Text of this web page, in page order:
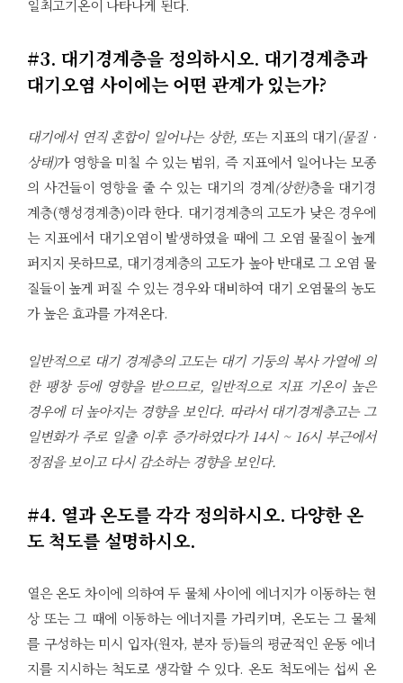
일최고기온이 나타나게 된다.
#3. 대기경계층을 정의하시오. 대기경계층과
대기오염 사이에는 어떤 관계가 있는가?
대기에서 연직 혼합이 일어나는 상한, 또는지표의 대기(물질 ·
상태)가 영향을 미칠 수 있는 범위, 즉 지표에서 일어나는 모종
의 사건들이 영향을 줄 수 있는 대기의 경계(상한)층을 대기경
계층(행성경계층)이라 한다. 대기경계층의 고도가 낮은 경우에
는 지표에서 대기오염이 발생하였을 때에 그 오염 물질이 높게
퍼지지 못하므로, 대기경계층의 고도가 높아 반대로 그 오염 물
질들이 높게 퍼질 수 있는 경우와 대비하여 대기 오염물의 농도
가 높은 효과를 가져온다.
일반적으로 대기 경계층의 고도는 대기 기둥의 복사 가열에 의
한 팽창 등에 영향을 받으므로, 일반적으로 지표 기온이 높은
경우에 더 높아지는 경향을 보인다. 따라서 대기경계층고는 그
일변화가 주로 일출 이후 증가하였다가 14시 ~ 16시 부근에서
정점을 보이고 다시 감소하는 경향을 보인다.
#4. 열과 온도를 각각 정의하시오. 다양한 온
도 척도를 설명하시오.
열은 온도 차이에 의하여 두 물체 사이에 에너지가 이동하는 현
상 또는 그 때에 이동하는 에너지를 가리키며, 온도는 그 물체
를 구성하는 미시 입자(원자, 분자 등)들의 평균적인 운동 에너
지를 지시하는 척도로 생각할 수 있다. 온도 척도에는 섭씨 온